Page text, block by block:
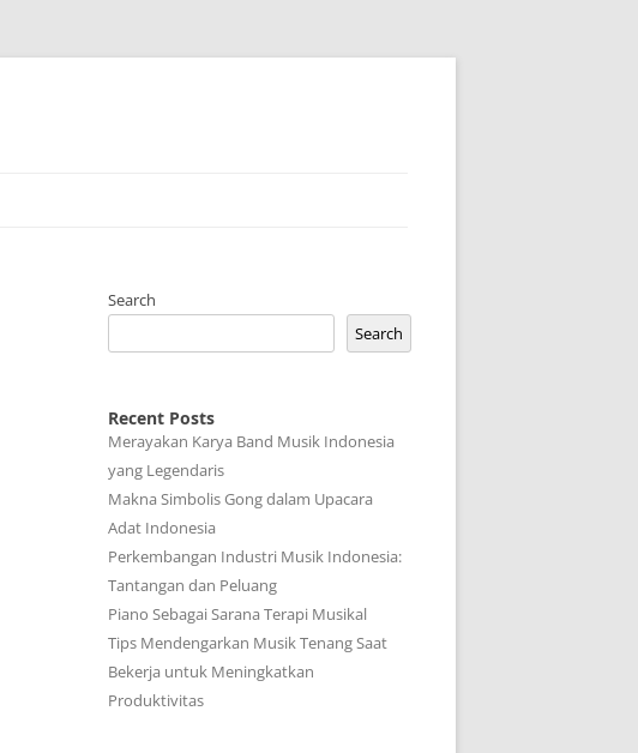
Search
Search
Recent Posts
Merayakan Karya Band Musik Indonesia
yang Legendaris
Makna Simbolis Gong dalam Upacara
Adat Indonesia
Perkembangan Industri Musik Indonesia:
Tantangan dan Peluang
Piano Sebagai Sarana Terapi Musikal
Tips Mendengarkan Musik Tenang Saat
Bekerja untuk Meningkatkan
Produktivitas